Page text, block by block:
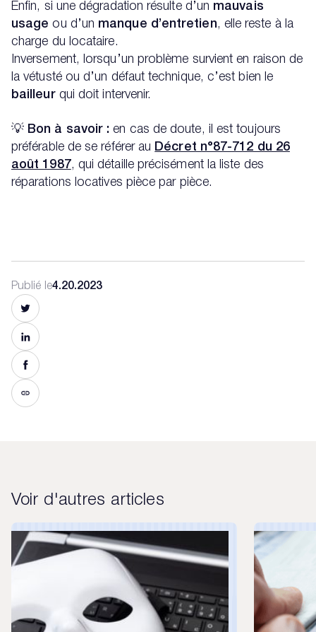
Enfin, si une dégradation résulte d’un mauvais
usage ou d’un manque d’entretien, elle reste à la
charge du locataire.
Inversement, lorsqu’un problème survient en raison de
la vétusté ou d’un défaut technique, c’est bien le
bailleurqui doit intervenir.
💡 Bon à savoir : en cas de doute, il est toujours
préférable de se référer au Décret n°87-712 du 26
août 1987, qui détaille précisément la liste des
réparations locatives pièce par pièce.
Publié le4.20.2023
Voir d'autres articles